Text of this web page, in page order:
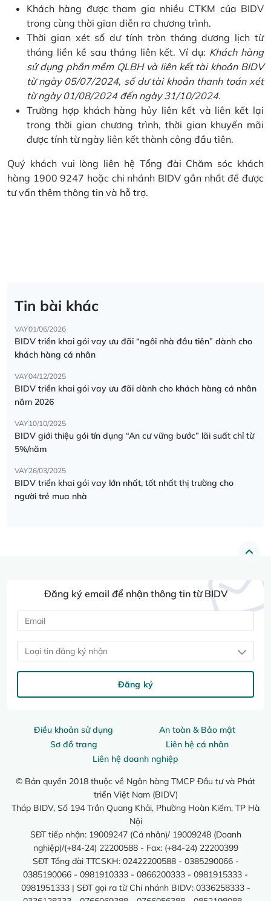
Khách hàng được tham gia nhiều CTKM của BIDV
trong cùng thời gian diễn ra chương trình.
Thời gian xét số dư tính tròn tháng dương lịch từ
tháng liền kề sau tháng liên kết. Ví dụ: Khách hàng
sử dụng phần mềm QLBH và liên kết tài khoản BIDV
từ ngày 05/07/2024, số dư tài khoản thanh toán xét
từ ngày 01/08/2024 đến ngày 31/10/2024.
Trường hợp khách hàng hủy liên kết và liên kết lại
trong thời gian chương trình, thời gian khuyến mãi
được tính từ ngày liên kết thành công đầu tiên.
Quý khách vui lòng liên hệ Tổng đài Chăm sóc khách
hàng 1900 9247 hoặc chi nhánh BIDV gần nhất để được
tư vấn thêm thông tin và hỗ trợ.
Tin bài khác
VAY01/06/2026
BIDV triển khai gói vay ưu đãi “ngôi nhà đầu tiên” dành cho
khách hàng cá nhân
VAY04/12/2025
BIDV triển khai gói vay ưu đãi dành cho khách hàng cá nhân
năm 2026
VAY10/10/2025
BIDV giới thiệu gói tín dụng “An cư vững bước” lãi suất chỉ từ
5%/năm
VAY26/03/2025
BIDV triển khai gói vay lớn nhất, tốt nhất thị trường cho
người trẻ mua nhà
Điều khoản sử dụng
An toàn & Bảo mật
Sơ đồ trang
Liên hệ cá nhân
Liên hệ doanh nghiệp
© Bản quyền 2018 thuộc về Ngân hàng TMCP Đầu tư và Phát
triển Việt Nam (BIDV)
Tháp BIDV, Số 194 Trần Quang Khải, Phường Hoàn Kiếm, TP Hà
Nội
SĐT tiếp nhận: 19009247 (Cá nhân)/ 19009248 (Doanh
nghiệp)/(+84-24) 22200588 - Fax: (+84-24) 22200399
SĐT Tổng đài TTCSKH: 02422200588 - 0385290066 -
0385190066 - 0981910333 - 0866200333 - 0981915333 -
0981951333 | SĐT gọi ra từ Chi nhánh BIDV: 0336258333 -
Đăng ký email để nhận thông tin từ BIDV
Loại tin đăng ký nhận
Đăng ký